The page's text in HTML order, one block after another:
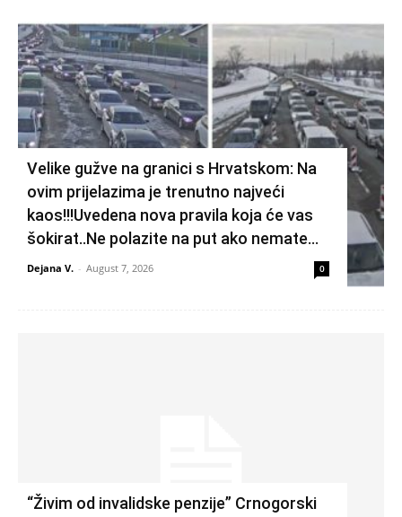
Velike gužve na granici s Hrvatskom: Na
ovim prijelazima je trenutno najveći
kaos!!!Uvedena nova pravila koja će vas
šokirat..Ne polazite na put ako nemate...
Dejana V. - August 7, 2026 0
“Živim od invalidske penzije” Crnogorski